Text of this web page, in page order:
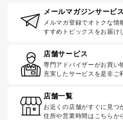
メールマガジンサービス
メルマガ登録でオトクな情
すすめトピックスをお届け
店舗サービス
専門アドバイザーがお買い
充実したサービスを是非ご
店舗一覧
お近くの店舗がすぐに見つ
住所や営業時間はこちらか